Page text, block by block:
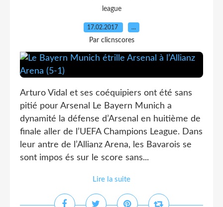
league
17.02.2017 …
Par clicnscores
Arturo Vidal et ses coéquipiers ont été sans
pitié pour Arsenal Le Bayern Munich a
dynamité la défense d’Arsenal en huitième de
finale aller de l’UEFA Champions League. Dans
leur antre de l’Allianz Arena, les Bavarois se
sont impos és sur le score sans...
Lire la suite